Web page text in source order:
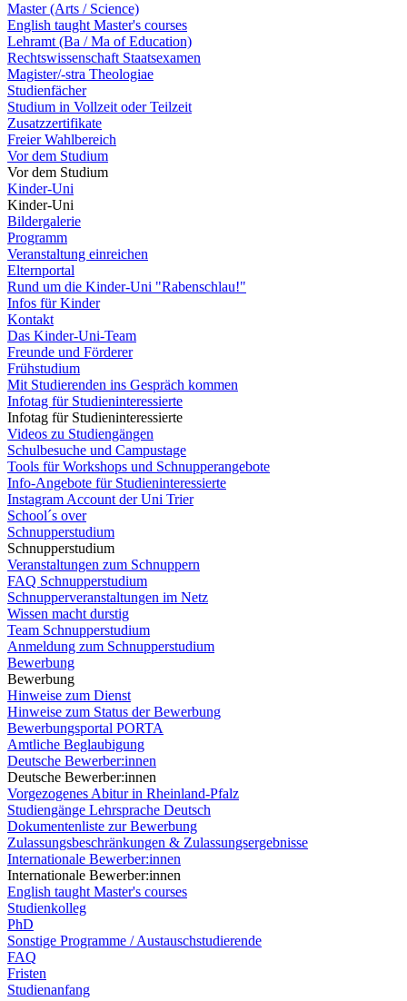
Master (Arts / Science)
English taught Master's courses
Lehramt (Ba / Ma of Education)
Rechtswissenschaft Staatsexamen
Magister/-stra Theologiae
Studienfächer
Studium in Vollzeit oder Teilzeit
Zusatzzertifikate
Freier Wahlbereich
Vor dem Studium
Vor dem Studium
Kinder-Uni
Kinder-Uni
Bildergalerie
Programm
Veranstaltung einreichen
Elternportal
Rund um die Kinder-Uni "Rabenschlau!"
Infos für Kinder
Kontakt
Das Kinder-Uni-Team
Freunde und Förderer
Frühstudium
Mit Studierenden ins Gespräch kommen
Infotag für Studieninteressierte
Infotag für Studieninteressierte
Videos zu Studiengängen
Schulbesuche und Campustage
Tools für Workshops und Schnupperangebote
Info-Angebote für Studieninteressierte
Instagram Account der Uni Trier
School´s over
Schnupperstudium
Schnupperstudium
Veranstaltungen zum Schnuppern
FAQ Schnupperstudium
Schnupperveranstaltungen im Netz
Wissen macht durstig
Team Schnupperstudium
Anmeldung zum Schnupperstudium
Bewerbung
Bewerbung
Hinweise zum Dienst
Hinweise zum Status der Bewerbung
Bewerbungsportal PORTA
Amtliche Beglaubigung
Deutsche Bewerber:innen
Deutsche Bewerber:innen
Vorgezogenes Abitur in Rheinland-Pfalz
Studiengänge Lehrsprache Deutsch
Dokumentenliste zur Bewerbung
Zulassungsbeschränkungen & Zulassungsergebnisse
Internationale Bewerber:innen
Internationale Bewerber:innen
English taught Master's courses
Studienkolleg
PhD
Sonstige Programme / Austauschstudierende
FAQ
Fristen
Studienanfang